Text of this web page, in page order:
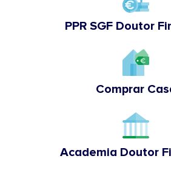
PPR SGF Doutor
Comprar
Academia Doutor